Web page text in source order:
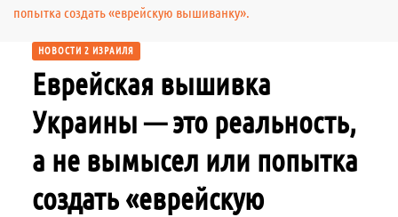
попытка создать «еврейскую вышиванку».
НОВОСТИ 2 ИЗРАИЛЯ
Еврейская вышивка
Украины — это реальность,
а не вымысел или попытка
создать «еврейскую